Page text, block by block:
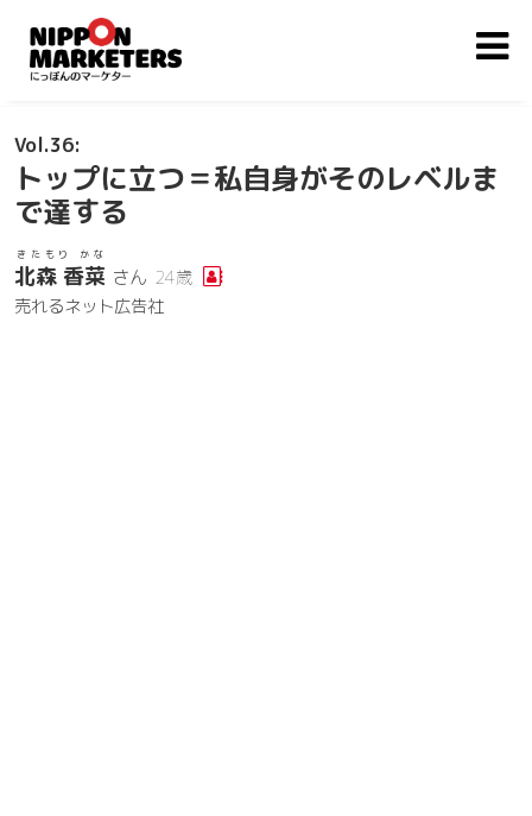
36
トップに立つ＝私自身がそのレベルま
で達する
北森 香菜
きたもり かな
さん 24歳
売れるネット広告社